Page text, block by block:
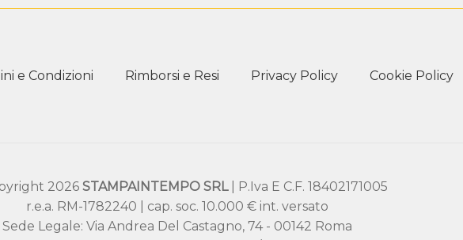
e Condizioni Rimborsi e Resi Privacy Policy Cookie Policy
2026 STAMPAINTEMPO SRL| P.Iva E C.F. 18402171005
r.e.a. RM-1782240 | cap. soc. 10.000 € int. versato
Sede Legale: Via Andrea Del Castagno, 74 - 00142 Roma